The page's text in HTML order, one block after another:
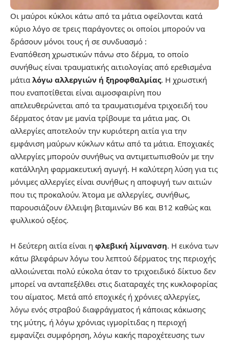
Οι μαύροι κύκλοι κάτω από τα μάτια οφείλονται κατά
κύριο λόγο σε τρεις παράγοντες οι οποίοι μπορούν να
δράσουν μόνοι τους ή σε συνδυασμό :
Εναπόθεση χρωστικών πάνω στο δέρμα, το οποίο
συνήθως είναι τραυματικής αιτιολογίας από ερεθισμένα
μάτια λόγω αλλεργιών ή ξηροφθαλμίας. Η χρωστική
που εναποτίθεται είναι αιμοσφαιρίνη που
απελευθερώνεται από τα τραυματισμένα τριχοειδή του
δέρματος όταν με μανία τρίβουμε τα μάτια μας. Οι
αλλεργίες αποτελούν την κυριότερη αιτία για την
εμφάνιση μαύρων κύκλων κάτω από τα μάτια. Εποχιακές
αλλεργίες μπορούν συνήθως να αντιμετωπισθούν με την
κατάλληλη φαρμακευτική αγωγή. Η καλύτερη λύση για τις
μόνιμες αλλεργίες είναι συνήθως η αποφυγή των αιτιών
που τις προκαλούν. Άτομα με αλλεργίες, συνήθως,
παρουσιάζουν έλλειψη βιταμινών Β6 και Β12 καθώς και
φυλλικού οξέος.
Η δεύτερη αιτία είναι η φλεβική λίμνανση. Η εικόνα των
κάτω βλεφάρων λόγω του λεπτού δέρματος της περιοχής
αλλοιώνεται πολύ εύκολα όταν το τριχοειδικό δίκτυο δεν
μπορεί να ανταπεξέλθει στις διαταραχές της κυκλοφορίας
του αίματος. Μετά από εποχικές ή χρόνιες αλλεργίες,
λόγω ενός στραβού διαφράγματος ή κάποιας κάκωσης
της μύτης, ή λόγω χρόνιας ιγμορίτιδας η περιοχή
εμφανίζει συμφόρηση, λόγω κακής παροχέτευσης των